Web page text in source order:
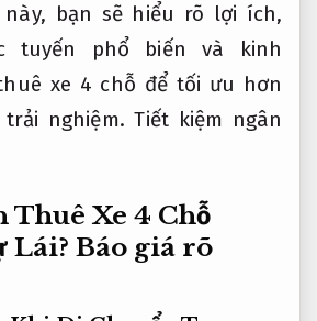
này, bạn sẽ hiểu rõ lợi ích,
tuyến phổ biến và kinh
xe 4 chỗ để tối ưu hơn
trải nghiệm.Tiết kiệm ngân
Thuê Xe 4 Chỗ
Lái? Báo giá rõ